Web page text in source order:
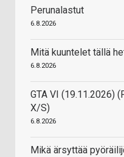
Perunalastut
6.8.2026
Mitä kuuntelet tällä
6.8.2026
GTA VI (19.11.2026)
X/S)
6.8.2026
Mikä ärsyttää